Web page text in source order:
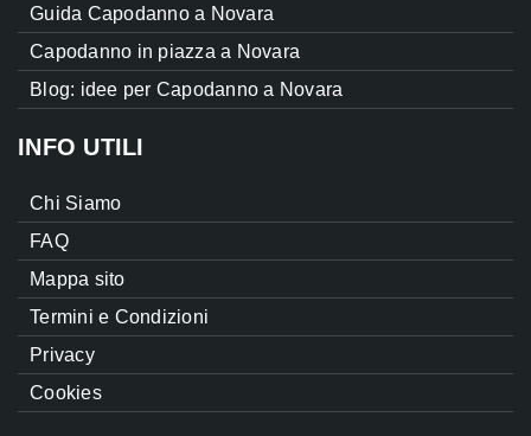
Guida Capodanno a Novara
Capodanno in piazza a Novara
Blog: idee per Capodanno a Novara
INFO UTILI
Chi Siamo
FAQ
Mappa sito
Termini e Condizioni
Privacy
Cookies